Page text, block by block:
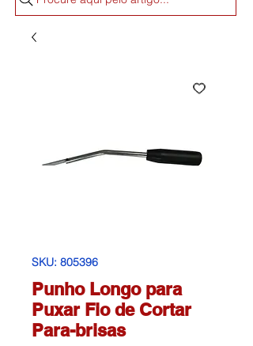
SKU: 805396
Punho Longo para
Puxar Fio de Cortar
Para-brisas